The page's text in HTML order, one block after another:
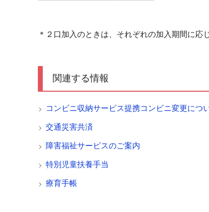
＊２口加入のときは、それぞれの加入期間に応
関連する情報
コンビニ収納サービス提携コンビニ変更につ
交通災害共済
障害福祉サービスのご案内
特別児童扶養手当
療育手帳